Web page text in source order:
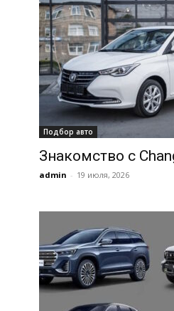
Подбор авто
Знакомство с
admin - 19 июля, 2026